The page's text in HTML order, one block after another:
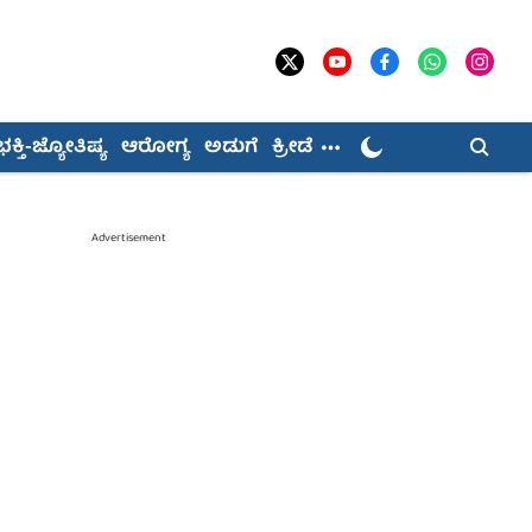
ಜ್ಯೋತಿಷ್ಯ ಆರೋಗ್ಯ ಅಡುಗೆ ಕ್ರೀಡೆ
Advertisement